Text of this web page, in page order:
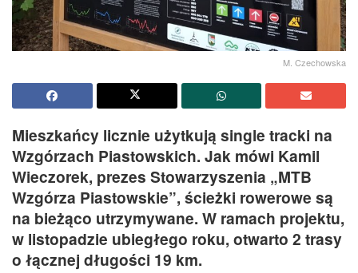
M. Czechowska
Mieszkańcy licznie użytkują single tracki na
Wzgórzach Piastowskich. Jak mówi Kamil
Wieczorek, prezes Stowarzyszenia „MTB
Wzgórza Piastowskie”, ścieżki rowerowe są
na bieżąco utrzymywane. W ramach projektu,
w listopadzie ubiegłego roku, otwarto 2 trasy
o łącznej długości 19 km.